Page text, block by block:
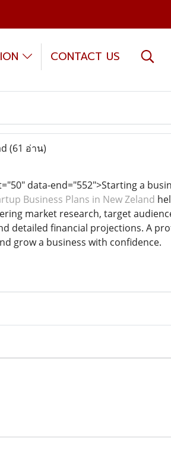
CONTACT US
(61 อ่าน)
data-end="552">Starting a
Business Plans in New Zeland
market research, target
detailed financial projections. A
grow a business with confidence.